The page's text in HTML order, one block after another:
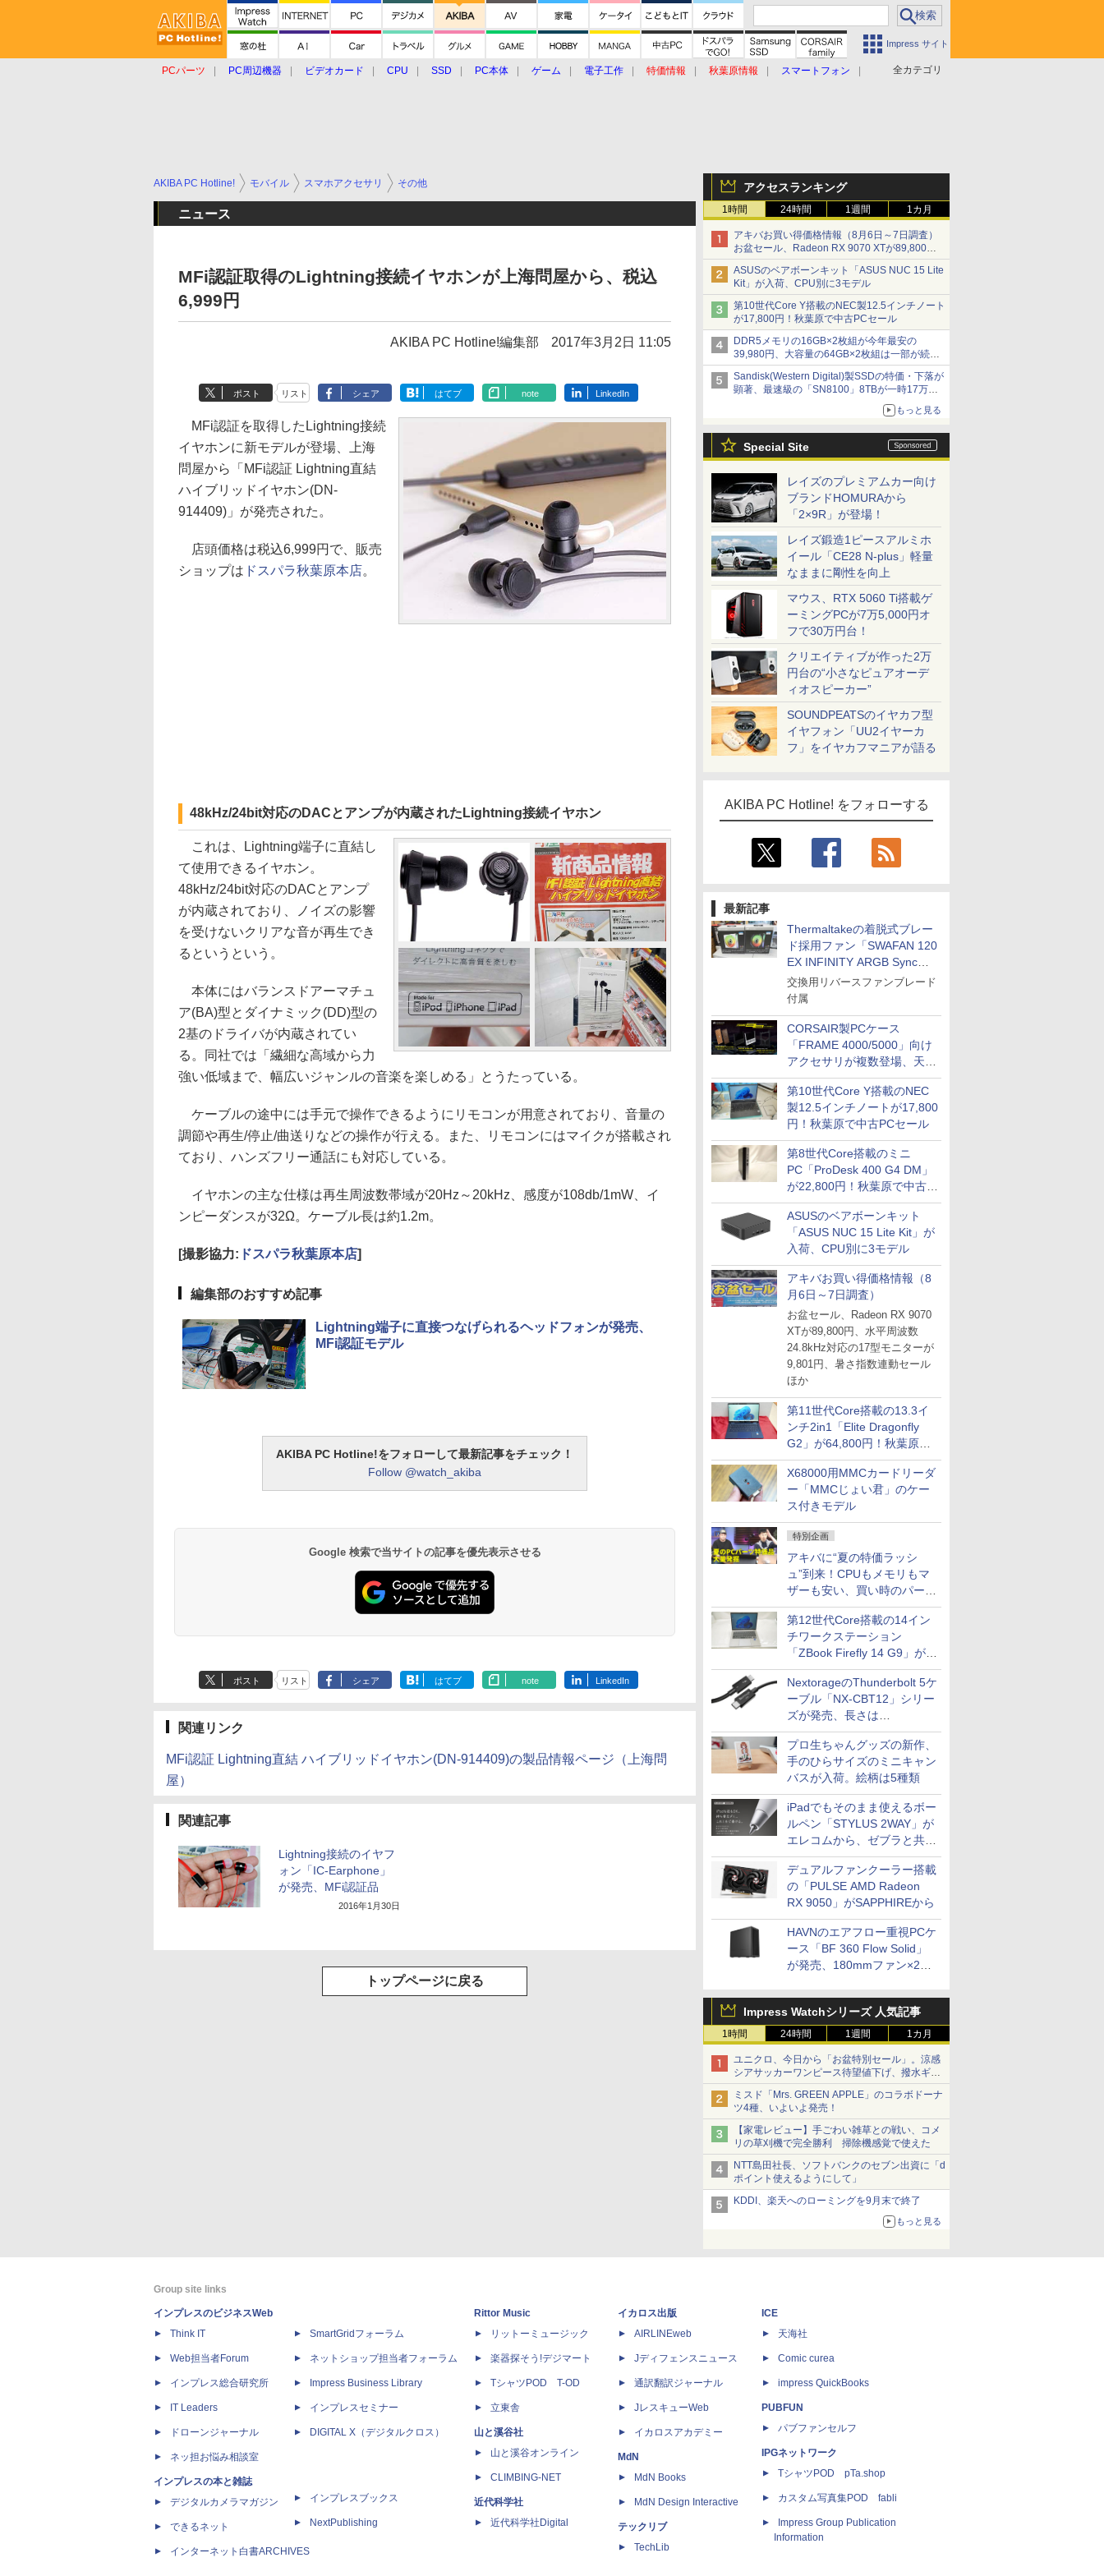
Impress サイト
全カテゴリ
PCパーツ PC周辺機器 ビデオカード CPU SSD PC本体 ゲーム 電子工作 特価情報 秋葉原情報
スマートフォン
アクセスランキング
1時間 24時間 1週間 1カ月
アキバお買い得価格情報（8月6日～7日調査）
お盆セール、Radeon RX 9070 XTが89,800
円、水平周波数24.8kHz対応の17型モニターが
9,801円、暑さ指数連動セール ほか
ASUSのベアボーンキット「ASUS NUC 15 Lite
Kit」が入荷、CPU別に3モデル
第10世代Core Y搭載のNEC製12.5インチノート
が17,800円！秋葉原で中古PCセール
DDR5メモリの16GB×2枚組が今年最安の
39,980円、大容量の64GB×2枚組は一部が続騰
[8月前半のメモリ価格]
Sandisk(Western Digital)製SSDの特価・下落が
顕著、最速級の「SN8100」8TBが一時17万円
もっと見る
Special Site
レイズのプレミアムカー向け
ブランドHOMURAから
「2×9R」が登場！
レイズ鍛造1ピースアルミホ
イール「CE28 N-plus」軽量
なままに剛性を向上
マウス、RTX 5060 Ti搭載ゲ
ーミングPCが7万5,000円オ
フで30万円台！
クリエイティブが作った2万
円台の“小さなピュアオーデ
ィオスピーカー”
SOUNDPEATSのイヤカフ型
イヤフォン「UU2イヤーカ
フ」をイヤカフマニアが語る
AKIBA PC Hotline! をフォローする
最新記事
Thermaltakeの着脱式ブレー
ド採用ファン「SWAFAN 120
EX INFINITY ARGB Sync」
に単品パッケージ
交換用リバースファンブレード
付属
CORSAIR製PCケース
「FRAME 4000/5000」向け
アクセサリが複数登場、天然
木製パネルや背面コネクタ対
応トレイなど
第10世代Core Y搭載のNEC
製12.5インチノートが17,800
円！秋葉原で中古PCセール
第8世代Core搭載のミニ
PC「ProDesk 400 G4 DM」
が22,800円！秋葉原で中古
PCセール
ASUSのベアボーンキット
「ASUS NUC 15 Lite Kit」が
入荷、CPU別に3モデル
アキバお買い得価格情報（8
月6日～7日調査）
お盆セール、Radeon RX 9070
XTが89,800円、水平周波数
24.8kHz対応の17型モニターが
9,801円、暑さ指数連動セール
ほか
第11世代Core搭載の13.3イ
ンチ2in1「Elite Dragonfly
G2」が64,800円！秋葉原で
中古PCセール
X68000用MMCカードリーダ
ー「MMCじょい君」のケー
ス付きモデル
特別企画
アキバに“夏の特価ラッシ
ュ”到来！CPUもメモリもマ
ザーも安い、買い時のパーツ
は？【8月7日(金)22時配信】
第12世代Core搭載の14イン
チワークステーション
「ZBook Firefly 14 G9」が
79,800円！秋葉原で中古PC
セール
NextorageのThunderbolt 5ケ
ーブル「NX-CBT12」シリー
ズが発売、長さは
30cm/50cm/1mの3種類
プロ生ちゃんグッズの新作、
手のひらサイズのミニキャン
バスが入荷。絵柄は5種類
iPadでもそのまま使えるボー
ルペン「STYLUS 2WAY」が
エレコムから、ゼブラと共同
開発
デュアルファンクーラー搭載
の「PULSE AMD Radeon
RX 9050」がSAPPHIREから
HAVNのエアフロー重視PCケ
ース「BF 360 Flow Solid」
が発売、180mmファン×2搭
Impress Watchシリーズ 人気記事
1時間 24時間 1週間 1カ月
ユニクロ、今日から「お盆特別セール」。涼感
シアサッカーワンピース待望値下げ、撥水ギア
ショーツは1990円に
ミスド「Mrs. GREEN APPLE」のコラボドーナ
ツ4種、いよいよ発売！
【家電レビュー】手ごわい雑草との戦い、コメ
リの草刈機で完全勝利 掃除機感覚で使えた
NTT島田社長、ソフトバンクのセブン出資に「d
ポイント使えるようにして」
KDDI、楽天へのローミングを9月末で終了
もっと見る
AKIBA PC Hotline! モバイル スマホアクセサリ その他
ニュース
MFi認証取得のLightning接続イヤホンが上海問屋から、税込
6,999円
AKIBA PC Hotline!編集部 2017年3月2日 11:05
ポスト リスト シェア はてブ note LinkedIn
MFi認証を取得したLightning接続
イヤホンに新モデルが登場、上海
問屋から「MFi認証 Lightning直結
ハイブリッドイヤホン(DN-
914409)」が発売された。
店頭価格は税込6,999円で、販売
ショップは ドスパラ秋葉原本店。
48kHz/24bit対応のDACとアンプが内蔵されたLightning接続イヤホン
これは、Lightning端子に直結し
て使用できるイヤホン。
48kHz/24bit対応のDACとアンプ
が内蔵されており、ノイズの影響
を受けないクリアな音が再生でき
るというという。
本体にはバランスドアーマチュ
ア(BA)型とダイナミック(DD)型の
2基のドライバが内蔵されてい
る。同社では「繊細な高域から力
強い低域まで、幅広いジャンルの音楽を楽しめる」とうたっている。
ケーブルの途中には手元で操作できるようにリモコンが用意されており、音量の
調節や再生/停止/曲送りなどの操作が行える。また、リモコンにはマイクが搭載され
ており、ハンズフリー通話にも対応している。
イヤホンの主な仕様は再生周波数帯域が20Hz～20kHz、感度が108db/1mW、イ
ンピーダンスが32Ω。ケーブル長は約1.2m。
[撮影協力: ドスパラ秋葉原本店]
編集部のおすすめ記事
Lightning端子に直接つなげられるヘッドフォンが発売、
MFi認証モデル
AKIBA PC Hotline!をフォローして最新記事をチェック！
Follow @watch_akiba
Google 検索で当サイトの記事を優先表示させる
ポスト リスト シェア はてブ note LinkedIn
関連リンク
MFi認証 Lightning直結 ハイブリッドイヤホン(DN-914409)の製品情報ページ（上海問
屋）
関連記事
Lightning接続のイヤフ
ォン「IC-Earphone」
が発売、MFi認証品
2016年1月30日
トップページに戻る
Group site links
インプレスのビジネスWeb
Think IT
Web担当者Forum
インプレス総合研究所
IT Leaders
ドローンジャーナル
ネッ担お悩み相談室
インプレスの本と雑誌
デジタルカメラマガジン
できるネット
インターネット白書ARCHIVES
SmartGridフォーラム
ネットショップ担当者フォーラム
Impress Business Library
インプレスセミナー
DIGITAL X（デジタルクロス）
インプレスブックス
NextPublishing
Rittor Music
リットーミュージック
楽器探そう!デジマート
TシャツPOD T-OD
立東舎
山と溪谷社
山と溪谷オンライン
CLIMBING-NET
近代科学社
近代科学社Digital
イカロス出版
AIRLINEweb
Jディフェンスニュース
通訳翻訳ジャーナル
JレスキューWeb
イカロスアカデミー
MdN
MdN Books
MdN Design Interactive
テックリブ
TechLib
ICE
天海社
Comic curea
impress QuickBooks
PUBFUN
パブファンセルフ
IPGネットワーク
TシャツPOD pTa.shop
カスタム写真集POD fabli
Impress Group Publication
Information